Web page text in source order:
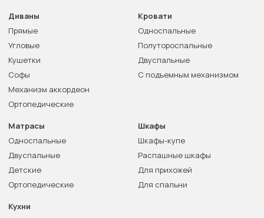
Диваны
Прямые
Угловые
Кушетки
Софы
Механизм аккордеон
Ортопедические
Кровати
Односпальные
Полутороспальные
Двуспальные
С подъемным механизмом
Матрасы
Односпальные
Двуспальные
Детские
Ортопедические
Шкафы
Шкафы-купе
Распашные шкафы
Для прихожей
Для спальни
Кухни